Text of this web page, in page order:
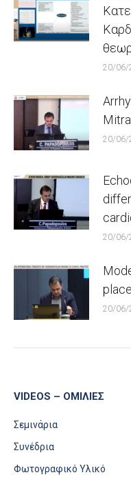
20/06/
20/06/
20/06/
20/06/
VIDEOS – ΟΜΙΛΊΕΣ
Σεμινάρια
Συνέδρια
Φωτογραφικό Υλικό